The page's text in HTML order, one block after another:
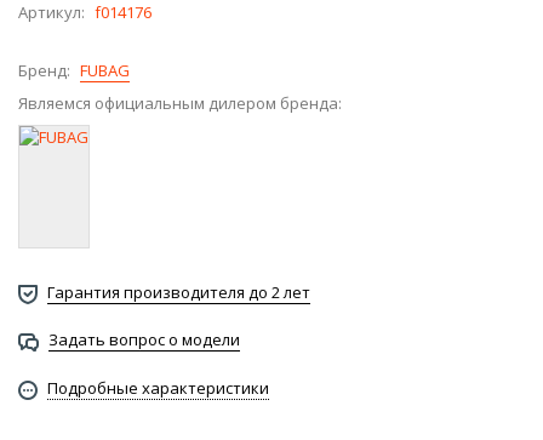
Артикул: f014176
Бренд: FUBAG
Являемся официальным дилером бренда:
Гарантия производителя до 2 лет
Задать вопрос о модели
Подробные характеристики